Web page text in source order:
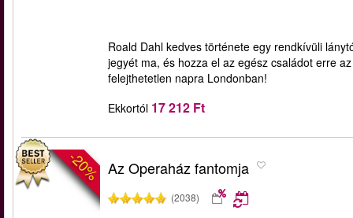
Roald Dahl kedves története egy rendkívüli
jegyét ma, és hozza el az egész családot erre
felejthetetlen napra Londonban!
Ekkortól 17 212 Ft
-20% Az Operaház fantomja
(2038)